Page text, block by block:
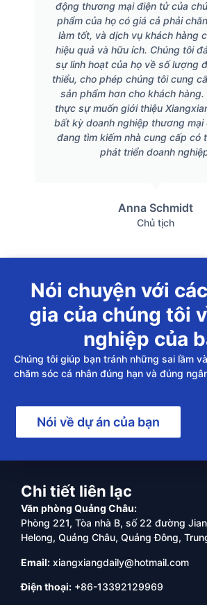
động thương mại điện tử của
phẩm của họ có giá cả phải
làm tốt, và dịch vụ khách hàng
hiệu quả và hữu ích. Chúng tôi
sự linh hoạt của họ về số lượng
thiểu, cho phép chúng tôi cung
sản phẩm hơn cho khách hàng.
thực sự muốn giới thiệu
bất kỳ doanh nghiệp thương mại
đang tìm kiếm nhà cung cấp có
phát triển doanh
Anna Schmidt
Chủ tịch
Nói chuyện với
gia của chúng tôi
nghiệp của
Chúng tôi giúp bạn tránh những sai lầm
chăm sóc cá nhân đúng hạn và đúng
Nói về dự án của bạn
Chi tiết liên lạc
Văn phòng Quảng Châu:
Phòng 221, Tòa nhà B, số 22 đường
Helong, Quảng Châu, Quảng Đông,
Email: xiangxiangdaily@hotmail.com
Điện thoại: +86-13392129969